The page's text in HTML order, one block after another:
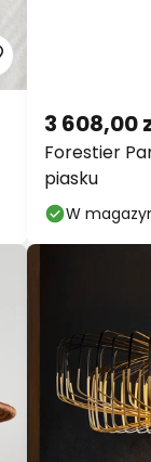
Forestier
piasku
3 608,00
W